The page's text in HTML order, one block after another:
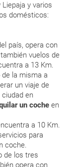
y varios
domésticos:
país, opera con
vuelos de
a 13 Km.
la misma a
un viaje de
en
un coche en
a 10 Km.
para
coche.
de los tres
opera con